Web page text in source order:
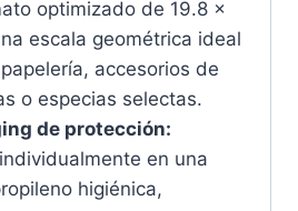
optimizado de 19.8 x
escala geométrica ideal
accesorios de
o especias selectas.
de protección:
en una
higiénica,